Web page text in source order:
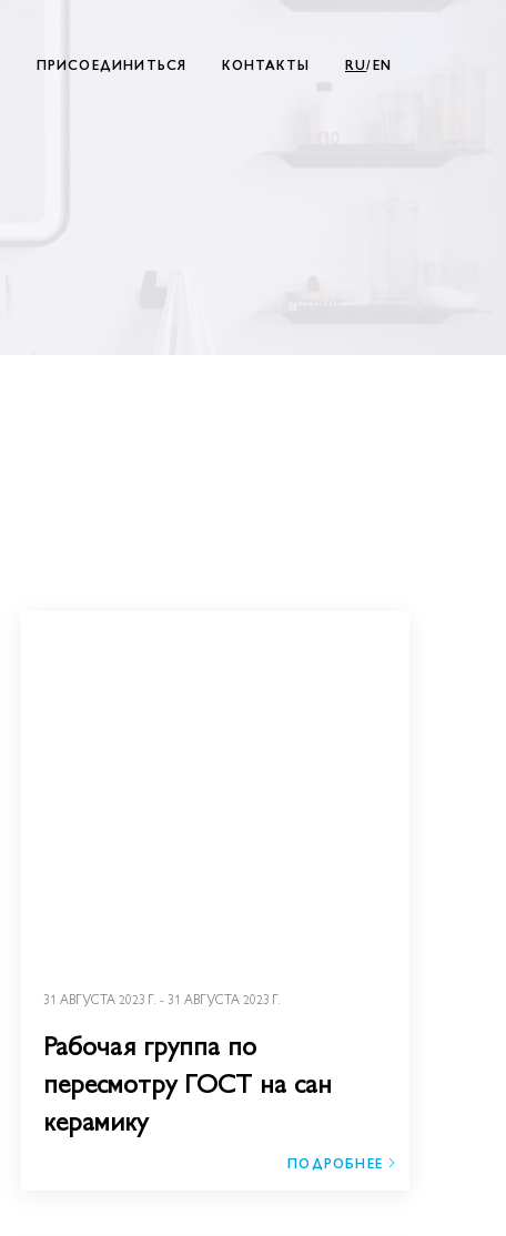
ПРИСОЕДИНИТЬСЯ КОНТАКТЫ RU/EN
31 АВГУСТА 2023 Г. - 31 АВГУСТА 2023 Г.
Рабочая группа по
пересмотру ГОСТ на сан
керамику
ПОДРОБНЕЕ